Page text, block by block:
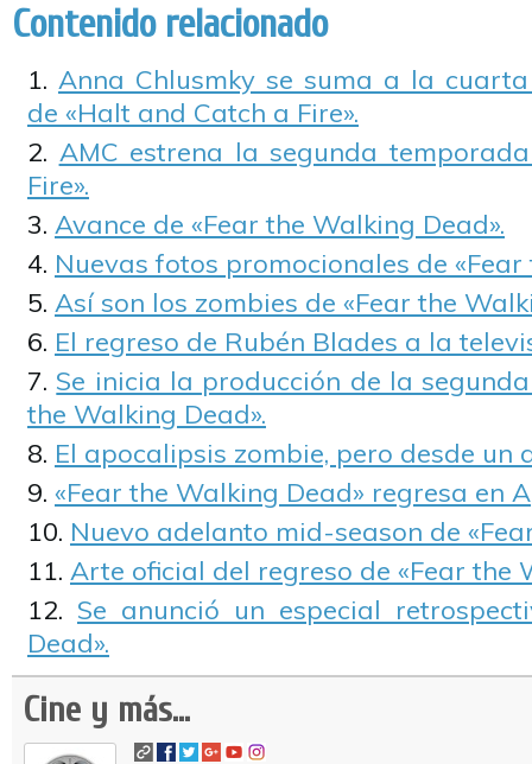
Contenido relacionado
Anna Chlusmky se suma a la
de «Halt and Catch a Fire».
AMC estrena la segunda
Fire».
Avance de «Fear the Walking Dead».
Nuevas fotos promocionales de
Así son los zombies de «Fear the
El regreso de Rubén Blades a la
Se inicia la producción de la
the Walking Dead».
El apocalipsis zombie, pero desde un
«Fear the Walking Dead» regresa en
Nuevo adelanto mid-season de
Arte oficial del regreso de «Fear the
Se anunció un especial
Dead».
Cine y más...